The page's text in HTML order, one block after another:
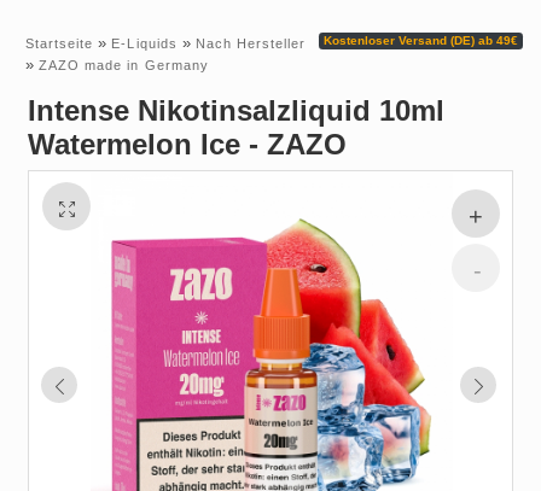
Kostenloser Versand (DE) ab 49€
Startseite » E-Liquids » Nach Hersteller
» ZAZO made in Germany
Intense Nikotinsalzliquid 10ml
Watermelon Ice - ZAZO